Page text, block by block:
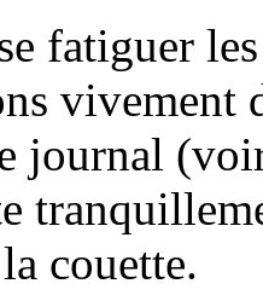
fatiguer
vivement
journal
couette.